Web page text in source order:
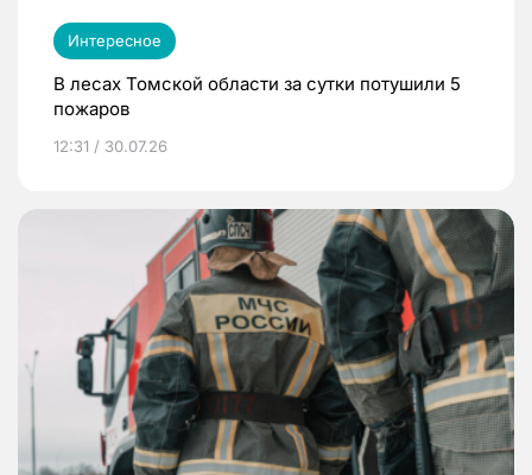
Интересное
В лесах Томской области за сутки потушили 5
пожаров
12:31 / 30.07.26